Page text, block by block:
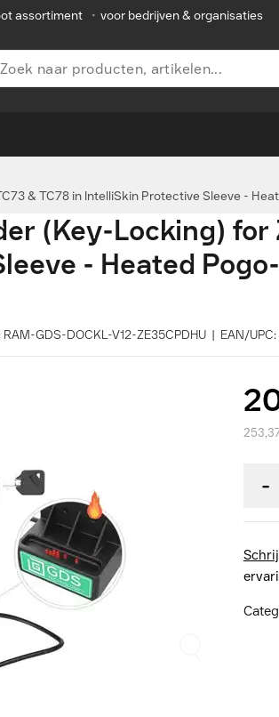
assortiment • voor bedrijven & organisaties
& TC78 in IntelliSkin Protective Sleeve -
(Key-Locking) for
- Heated
GDS-DOCKL-V12-ZE35CPDHU | EAN/
-